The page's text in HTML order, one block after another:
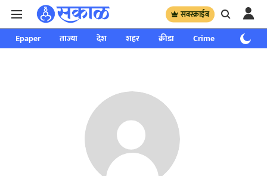
सबस्क्राईब
Epaper ताज्या देश शहर क्रीडा Crime साप्ताहिक